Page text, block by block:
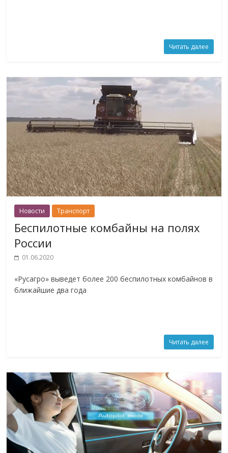
Читать далее
Новости Транспорт
Беспилотные комбайны на полях
России
01.06.2020
«Русагро» выведет более 200 беспилотных комбайнов в
ближайшие два года
Читать далее